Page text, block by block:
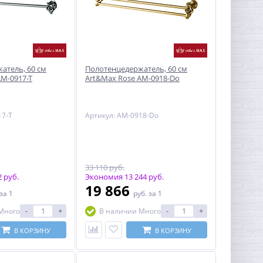
60 см
0917-T
T
руб.
за 1
- +
В КОРЗИНУ
Полотенцедержатель, 60 см
Art&Max Rose AM-0918-Do
Артикул: AM-0918-Do
33 110 руб.
Экономия 13 244 руб.
19 866 руб. за 1
В наличии Много - +
В КОРЗИНУ